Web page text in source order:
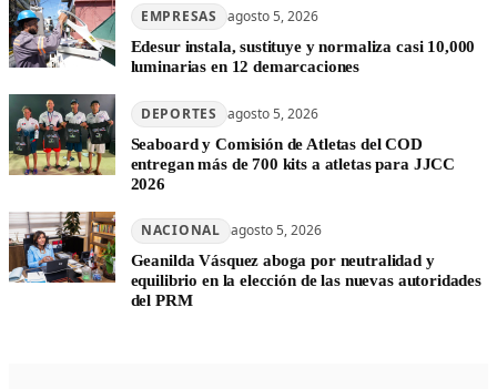
EMPRESAS agosto 5, 2026
Edesur instala, sustituye y normaliza casi 10,000
luminarias en 12 demarcaciones
DEPORTES agosto 5, 2026
Seaboard y Comisión de Atletas del COD
entregan más de 700 kits a atletas para JJCC
2026
NACIONAL agosto 5, 2026
Geanilda Vásquez aboga por neutralidad y
equilibrio en la elección de las nuevas autoridades
del PRM